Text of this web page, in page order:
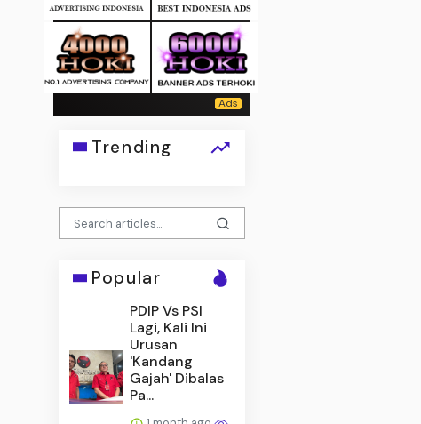
Trending
Popular
PDIP Vs PSI
Lagi, Kali Ini
Urusan
'Kandang
Gajah' Dibalas
Pa...